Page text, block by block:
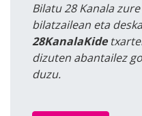
Bilatu 28 Kanala
bilatzailean eta
28KanalaKide
dizuten abantailez
duzu.